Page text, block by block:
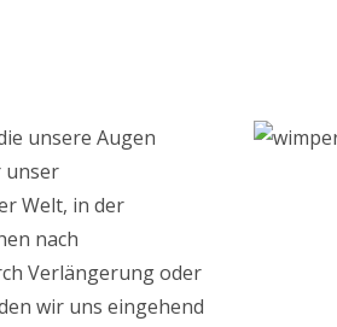
unsere Augen
unser
Welt, in der
nach
Verlängerung oder
wir uns eingehend